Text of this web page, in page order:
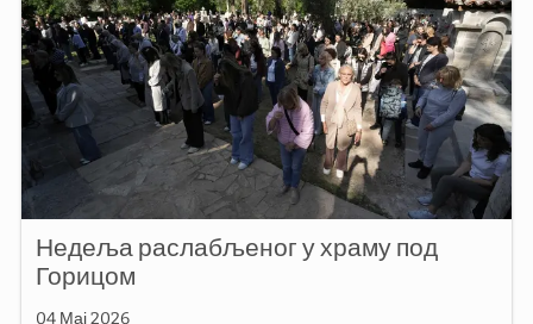
Недеља раслабљеног у храму под
Горицом
04 Мај 2026